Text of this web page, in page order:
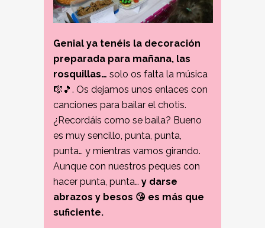
Genial ya tenéis la decoración
preparada para mañana, las
rosquillas… solo os falta la música
🎼🎵. Os dejamos unos enlaces con
canciones para bailar el chotis.
¿Recordáis como se baila? Bueno
es muy sencillo, punta, punta,
punta… y mientras vamos girando.
Aunque con nuestros peques con
hacer punta, punta… y darse
abrazos y besos 😘 es más que
suficiente.